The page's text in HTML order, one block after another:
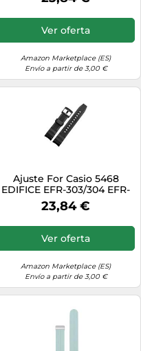
Goma De Silicona Correa
De Reloj De Resina 22mm
Correa De Reloj
Impermeable(Black-silver)
Ver oferta
Amazon Marketplace (ES)
Envío a partir de 3,00 €
Ajuste For Casio 5468
EDIFICE EFR-303/304 EFR-
516PB EFR-516 Pulsera De
Goma De Silicona Correa
Correa De Reloj
Impermeable(Black-black)
23,84 €
Ver oferta
Amazon Marketplace (ES)
Envío a partir de 3,00 €